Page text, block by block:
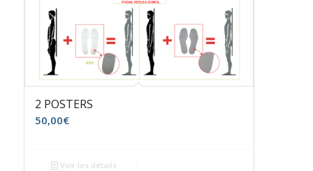
2 POSTERS
50,00€
Voir les détails